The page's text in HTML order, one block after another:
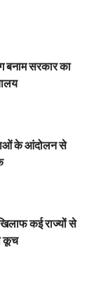
बनाम सरकार का
के आंदोलन से
कई राज्यों से
कूच